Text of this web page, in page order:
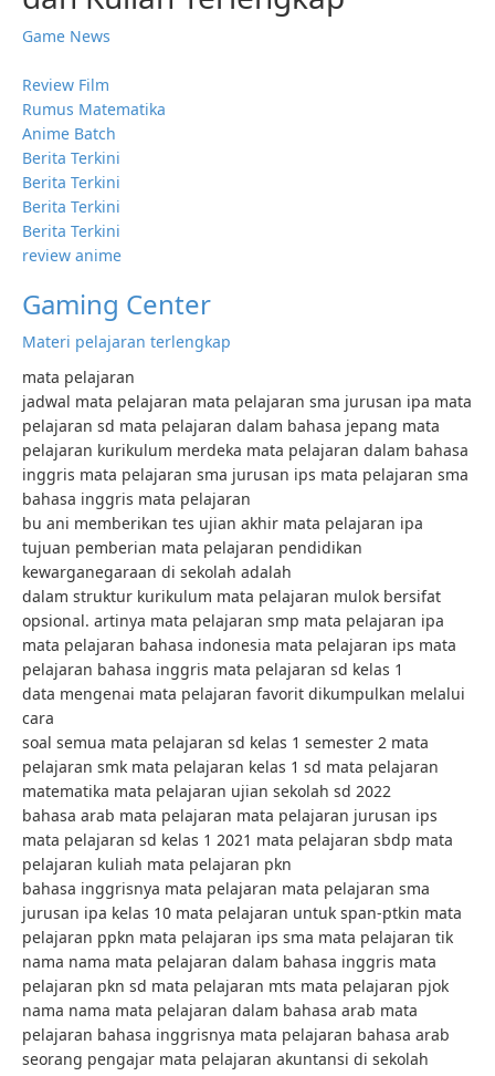
Game News
Review Film
Rumus Matematika
Anime Batch
Berita Terkini
Berita Terkini
Berita Terkini
Berita Terkini
review anime
Gaming Center
Materi pelajaran terlengkap
mata pelajaran
jadwal mata pelajaran mata pelajaran sma jurusan ipa mata
pelajaran sd mata pelajaran dalam bahasa jepang mata
pelajaran kurikulum merdeka mata pelajaran dalam bahasa
inggris mata pelajaran sma jurusan ips mata pelajaran sma
bahasa inggris mata pelajaran
bu ani memberikan tes ujian akhir mata pelajaran ipa
tujuan pemberian mata pelajaran pendidikan
kewarganegaraan di sekolah adalah
dalam struktur kurikulum mata pelajaran mulok bersifat
opsional. artinya mata pelajaran smp mata pelajaran ipa
mata pelajaran bahasa indonesia mata pelajaran ips mata
pelajaran bahasa inggris mata pelajaran sd kelas 1
data mengenai mata pelajaran favorit dikumpulkan melalui
cara
soal semua mata pelajaran sd kelas 1 semester 2 mata
pelajaran smk mata pelajaran kelas 1 sd mata pelajaran
matematika mata pelajaran ujian sekolah sd 2022
bahasa arab mata pelajaran mata pelajaran jurusan ips
mata pelajaran sd kelas 1 2021 mata pelajaran sbdp mata
pelajaran kuliah mata pelajaran pkn
bahasa inggrisnya mata pelajaran mata pelajaran sma
jurusan ipa kelas 10 mata pelajaran untuk span-ptkin mata
pelajaran ppkn mata pelajaran ips sma mata pelajaran tik
nama nama mata pelajaran dalam bahasa inggris mata
pelajaran pkn sd mata pelajaran mts mata pelajaran pjok
nama nama mata pelajaran dalam bahasa arab mata
pelajaran bahasa inggrisnya mata pelajaran bahasa arab
seorang pengajar mata pelajaran akuntansi di sekolah